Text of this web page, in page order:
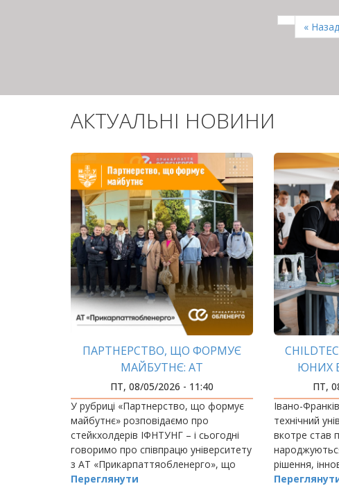
Перша
« Назад
АКТУАЛЬНІ НОВИНИ
ПАРТНЕРСТВО, ЩО ФОРМУЄ
МАЙБУТНЄ: АТ
«ПРИКАРПАТТЯОБЛЕНЕРГО»
ПТ, 08/05/2026 - 11:40
У рубриці «Партнерство, що формує
майбутнє» розповідаємо про
стейкхолдерів ІФНТУНГ – і сьогодні
говоримо про співпрацю університету
з АТ «Прикарпаттяобленерго», що
спрямована на підготовку фахівців
Переглянути
ЮНИХ
ПТ,
Івано-
технічний
вкотре став
рішення,